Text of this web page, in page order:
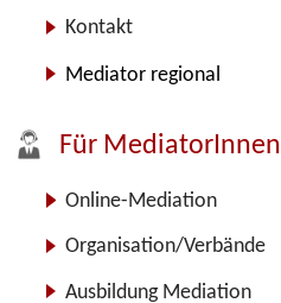
Kontakt
Mediator regional
Für MediatorInnen
Online-Mediation
Organisation/Verbände
Ausbildung Mediation